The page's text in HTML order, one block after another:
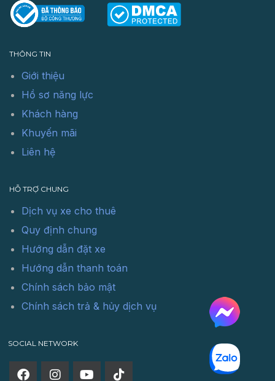
THÔNG TIN
Giới thiệu
Hồ sơ năng lực
Khách hàng
Khuyến mãi
Liên hệ
HỖ TRỢ CHUNG
Dịch vụ xe cho thuê
Quy định chung
Hướng dẫn đặt xe
Hướng dẫn thanh toán
Chính sách bảo mật
Chính sách trả & hủy dịch vụ
SOCIAL NETWORK